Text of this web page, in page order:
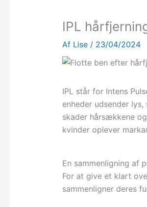
IPL
Af Lise / 23/04/2024
IPL står for Intens
enheder udsender
skader hårsækkene
kvinder oplever
En sammenligning af
For at give et klart
sammenligner deres